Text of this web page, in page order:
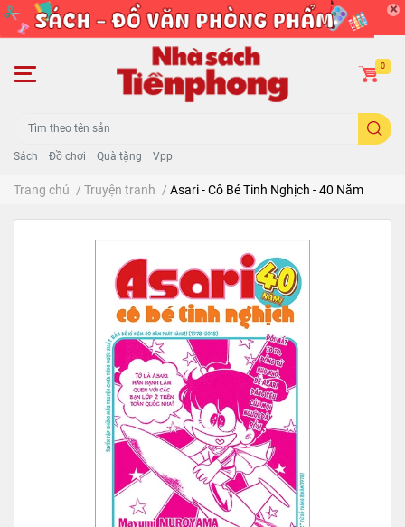
Sách Đồ chơi Quà tặng Vpp
0
Trang chủ / Truyện tranh / Asari - Cô Bé Tinh Nghịch - 40 Năm